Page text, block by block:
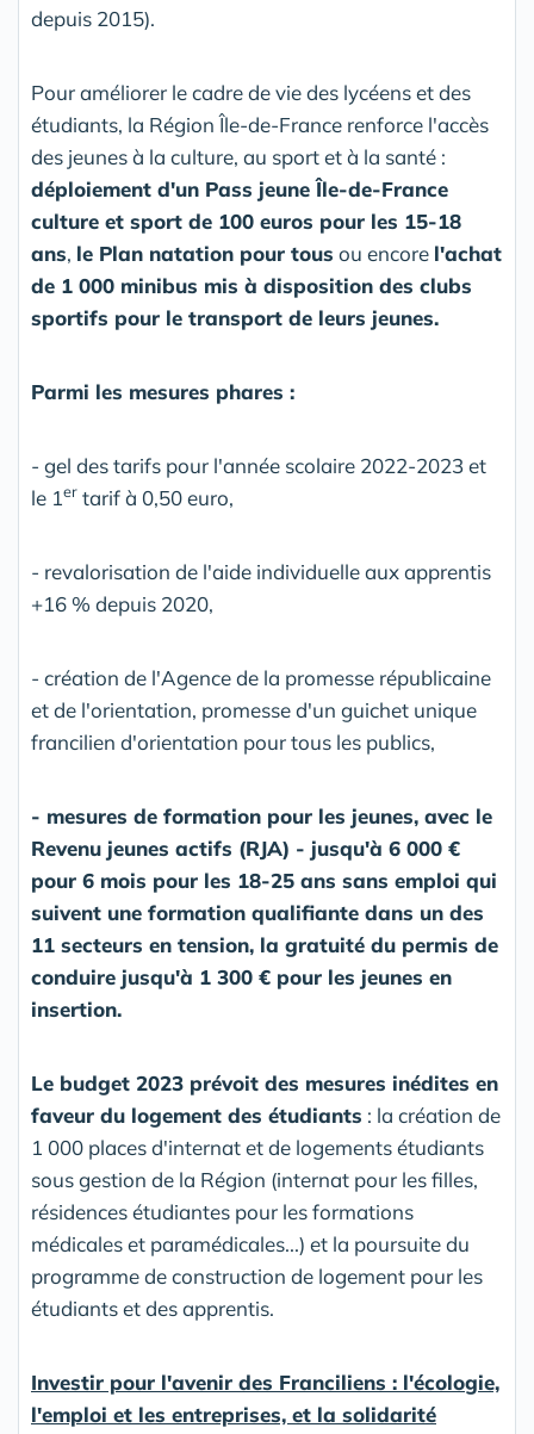
depuis 2015).
Pour améliorer le cadre de vie des lycéens et des
étudiants, la Région Île-de-France renforce l'accès
des jeunes à la culture, au sport et à la santé :
déploiement d'un Pass jeune Île-de-France
culture et sport de 100 euros pour les 15-18
ans, le Plan natation pour tous ou encore l'achat
de 1 000 minibus mis à disposition des clubs
sportifs pour le transport de leurs jeunes.
Parmi les mesures phares :
- gel des tarifs pour l'année scolaire 2022-2023 et
le 1er tarif à 0,50 euro,
- revalorisation de l'aide individuelle aux apprentis
+16 % depuis 2020,
- création de l'Agence de la promesse républicaine
et de l'orientation, promesse d'un guichet unique
francilien d'orientation pour tous les publics,
- mesures de formation pour les jeunes, avec le
Revenu jeunes actifs (RJA) - jusqu'à 6 000 €
pour 6 mois pour les 18-25 ans sans emploi qui
suivent une formation qualifiante dans un des
11 secteurs en tension, la gratuité du permis de
conduire jusqu'à 1 300 € pour les jeunes en
insertion.
Le budget 2023 prévoit des mesures inédites en
faveur du logement des étudiants : la création de
1 000 places d'internat et de logements étudiants
sous gestion de la Région (internat pour les filles,
résidences étudiantes pour les formations
médicales et paramédicales...) et la poursuite du
programme de construction de logement pour les
étudiants et des apprentis.
Investir pour l'avenir des Franciliens : l'écologie,
l'emploi et les entreprises, et la solidarité